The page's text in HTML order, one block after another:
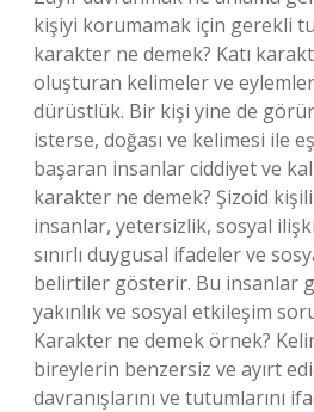
kişiyi korumamak için gerekli
karakter ne demek? Katı
oluşturan kelimeler ve
dürüstlük. Bir kişi yine de
isterse, doğası ve kelimesi ile
başaran insanlar ciddiyet ve
karakter ne demek? Şizoid
insanlar, yetersizlik, sosyal
sınırlı duygusal ifadeler ve
belirtiler gösterir. Bu insanlar
yakınlık ve sosyal etkileşim
Karakter ne demek örnek?
bireylerin benzersiz ve ayırt
davranışlarını ve tutumlarını